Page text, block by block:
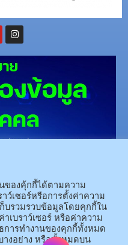
นธุ์ 46230
043-602-044
จ.กาฬสินธุ์ 46000โทรศัพท์ 043-811128 08-
64584360 โทรสาร 043-813070
Reserved.
ของคุ้กกี้ได้ตามความ
ว์เซอร์หรือการตั้งค่าความ
บรวมรวบข้อมูลโดยคุกกี้ใน
เบราว์เซอร์ หรือค่าความ
การทำงานของคุกกี้ทั้งหมด
งอย่าง หรือทั้งหมดบน